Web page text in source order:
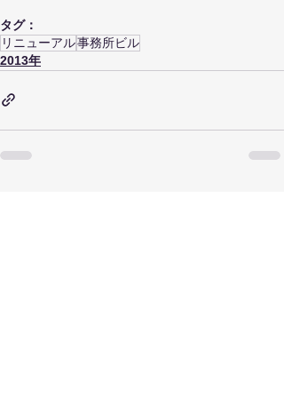
タグ：
リニューアル事務所ビル
2013年